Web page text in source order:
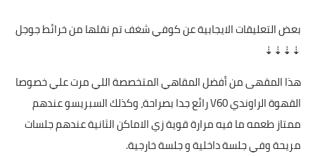
بعض التعليقات الايجابية عن كوفي شغف تم نقلها من خرائط جوجل
⇣⇣⇣⇣
‏هذا المقهى من أفضل المقاهي المتخصصة اللي مرت علي خصوصا
القهوة الراوندي V60 رائع جدا بصراحة، وكذلك السبريسو عندهم
ممتاز طعمه ما فيه مرارة قوية زي الاماكن الثانية عندهم جلسات
مريحة وفي جلسة داخلية و جلسة ‏خارجية.